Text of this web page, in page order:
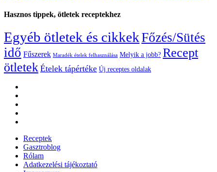
Hasznos tippek, ötletek receptekhez
Egyéb ötletek és cikkekFőzés/Sütés
idő Fűszerek Maradék ételek felhasználása Melyik a jobb? Recept
ötletek Ételek tápértéke Új receptes oldalak
Receptek
Gasztroblog
Rólam
Adatkezelési tájékoztató